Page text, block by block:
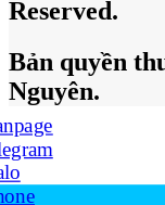
Reserved.
Bản quyền
Nguyên.